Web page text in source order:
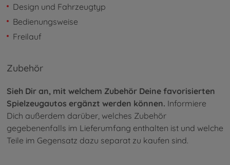
Design und Fahrzeugtyp
Bedienungsweise
Freilauf
Zubehör
Sieh Dir an, mit welchem Zubehör Deine favorisierten
Spielzeugautos ergänzt werden können. Informiere
Dich außerdem darüber, welches Zubehör
gegebenenfalls im Lieferumfang enthalten ist und welche
Teile im Gegensatz dazu separat zu kaufen sind.